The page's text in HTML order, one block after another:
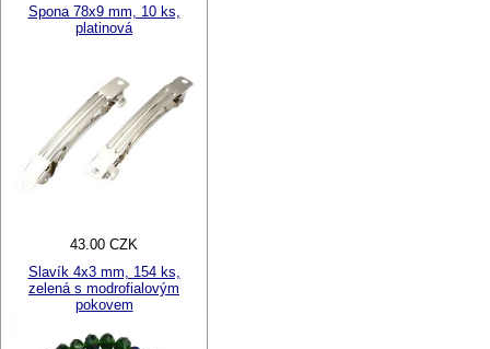
Spona 78x9 mm, 10 ks,
platinová
43.00 CZK
Slavík 4x3 mm, 154 ks,
zelená s modrofialovým
pokovem